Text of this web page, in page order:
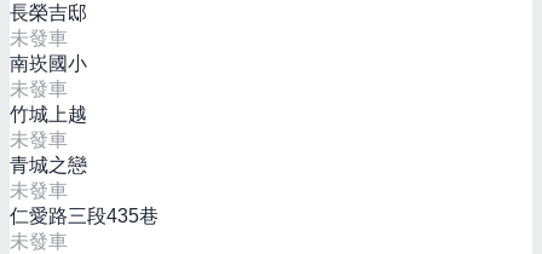
長榮吉邸
未發車
南崁國小
未發車
竹城上越
未發車
青城之戀
未發車
仁愛路三段435巷
未發車